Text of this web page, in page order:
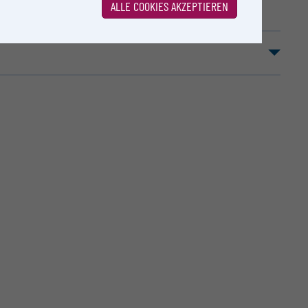
ALLE COOKIES AKZEPTIEREN